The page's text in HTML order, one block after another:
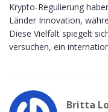
Krypto‑Regulierung
Länder Innovation,
Diese Vielfalt spiegelt
versuchen, ein
Britta